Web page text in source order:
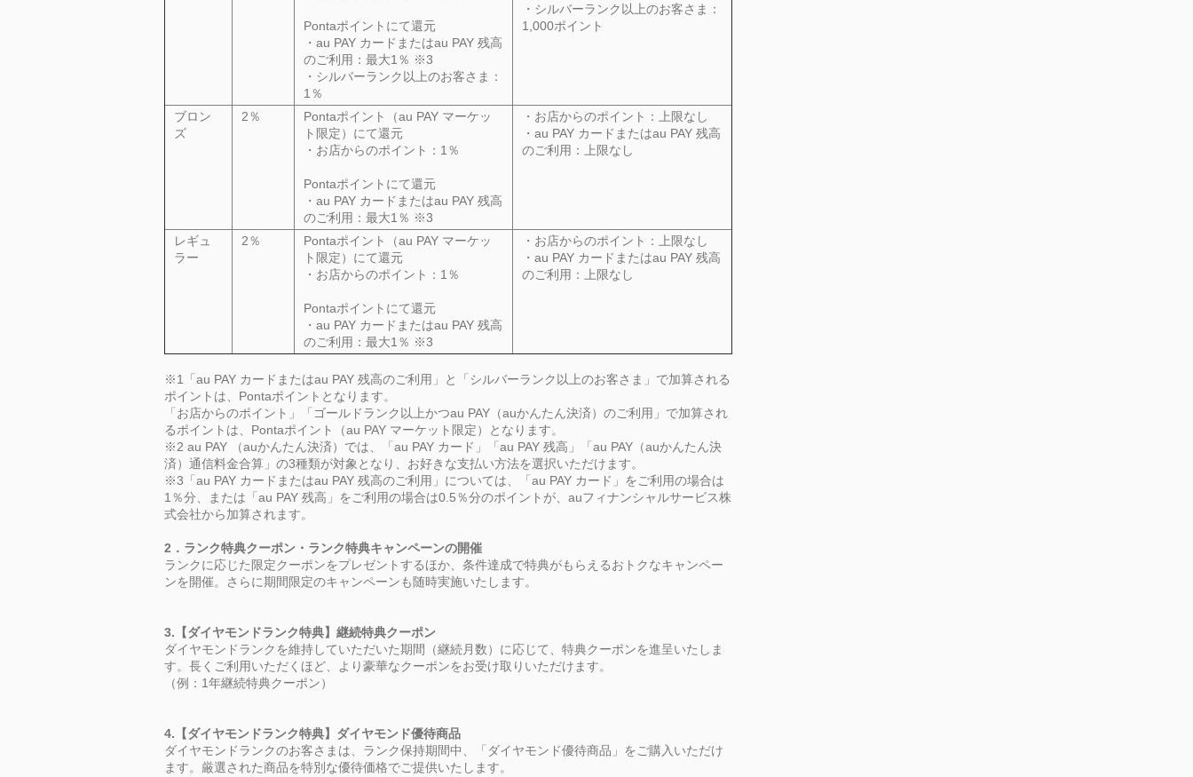
Pontaポイントにて還元
・au PAY カードまたはau PAY 残高
のご利用：最大1％ ※3
・シルバーランク以上のお客さま：
1％
・シルバーランク以上のお客さま：
1,000ポイント
ブロン
ズ
2％ Pontaポイント（au PAY マーケッ
ト限定）にて還元
・お店からのポイント：1％
Pontaポイントにて還元
・au PAY カードまたはau PAY 残高
のご利用：最大1％ ※3
・お店からのポイント：上限なし
・au PAY カードまたはau PAY 残高
のご利用：上限なし
レギュ
ラー
2％ Pontaポイント（au PAY マーケッ
ト限定）にて還元
・お店からのポイント：1％
Pontaポイントにて還元
・au PAY カードまたはau PAY 残高
のご利用：最大1％ ※3
・お店からのポイント：上限なし
・au PAY カードまたはau PAY 残高
のご利用：上限なし
※1「au PAY カードまたはau PAY 残高のご利用」と「シルバーランク以上のお客さま」で加算される
ポイントは、Pontaポイントとなります。
「お店からのポイント」「ゴールドランク以上かつau PAY（auかんたん決済）のご利用」で加算され
るポイントは、Pontaポイント（au PAY マーケット限定）となります。
※2 au PAY （auかんたん決済）では、「au PAY カード」「au PAY 残高」「au PAY（auかんたん決
済）通信料金合算」の3種類が対象となり、お好きな支払い方法を選択いただけます。
※3「au PAY カードまたはau PAY 残高のご利用」については、「au PAY カード」をご利用の場合は
1％分、または「au PAY 残高」をご利用の場合は0.5％分のポイントが、auフィナンシャルサービス株
式会社から加算されます。
2．ランク特典クーポン・ランク特典キャンペーンの開催
ランクに応じた限定クーポンをプレゼントするほか、条件達成で特典がもらえるおトクなキャンペー
ンを開催。さらに期間限定のキャンペーンも随時実施いたします。
3.【ダイヤモンドランク特典】継続特典クーポン
ダイヤモンドランクを維持していただいた期間（継続月数）に応じて、特典クーポンを進呈いたしま
す。長くご利用いただくほど、より豪華なクーポンをお受け取りいただけます。
（例：1年継続特典クーポン）
4.【ダイヤモンドランク特典】ダイヤモンド優待商品
ダイヤモンドランクのお客さまは、ランク保持期間中、「ダイヤモンド優待商品」をご購入いただけ
ます。厳選された商品を特別な優待価格でご提供いたします。